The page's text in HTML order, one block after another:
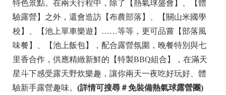
特色景點。在兩天行程中，除了【熱氣球盛會】、【體
驗露營】之外，還會造訪【布農部落】、【關山米國學
校】、【池上單車樂遊】……等等，更可品嘗【部落風
味餐】、【池上飯包】，配合露營氛圍，晚餐特別與七
里香合作，供應精緻新鮮的【特製BBQ組合】，在滿天
星斗下感受露天野炊樂趣，讓你兩天一夜吃好玩好、體
驗新手露營趣味。 (詳情可搜尋＃免裝備熱氣球露營團)